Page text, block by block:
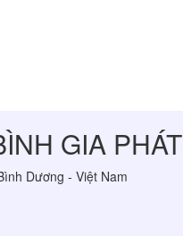
GIA PHÁT
Dương - Việt Nam